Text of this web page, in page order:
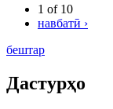
1 of 10
навбатӣ ›
бештар
Дастурҳо